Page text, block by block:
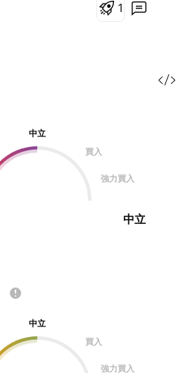
1
中立
買入
強力買入
中立
中立
買入
強力買入